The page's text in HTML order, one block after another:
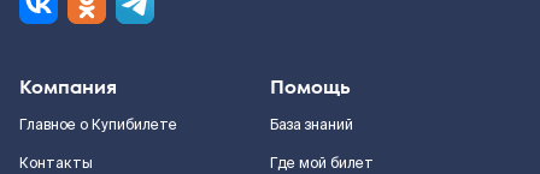
Компания
Главное о Купибилете
Контакты
Помощь
База знаний
Где мой билет